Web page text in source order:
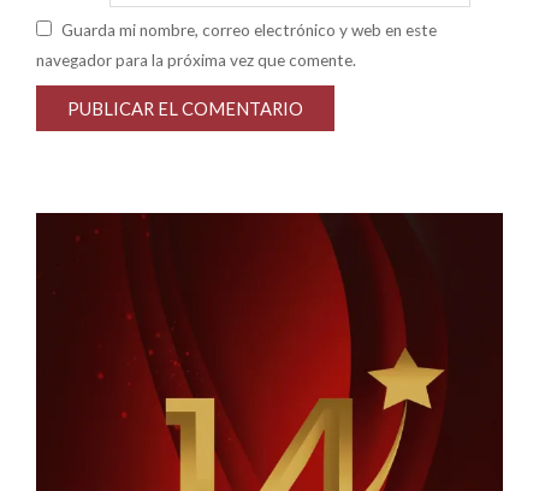
Guarda mi nombre, correo electrónico y web en este
navegador para la próxima vez que comente.